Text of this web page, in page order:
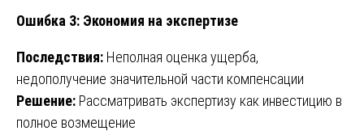
Ошибка 3: Экономия на экспертизе
Последствия: Неполная оценка ущерба,
недополучение значительной части компенсации
Решение: Рассматривать экспертизу как инвестицию в
полное возмещение